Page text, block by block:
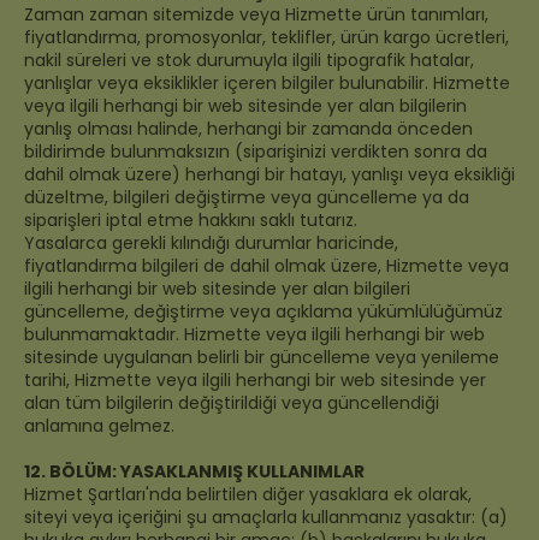
Zaman zaman sitemizde veya Hizmette ürün tanımları,
fiyatlandırma, promosyonlar, teklifler, ürün kargo ücretleri,
nakil süreleri ve stok durumuyla ilgili tipografik hatalar,
yanlışlar veya eksiklikler içeren bilgiler bulunabilir. Hizmette
veya ilgili herhangi bir web sitesinde yer alan bilgilerin
yanlış olması halinde, herhangi bir zamanda önceden
bildirimde bulunmaksızın (siparişinizi verdikten sonra da
dahil olmak üzere) herhangi bir hatayı, yanlışı veya eksikliği
düzeltme, bilgileri değiştirme veya güncelleme ya da
siparişleri iptal etme hakkını saklı tutarız.
Yasalarca gerekli kılındığı durumlar haricinde,
fiyatlandırma bilgileri de dahil olmak üzere, Hizmette veya
ilgili herhangi bir web sitesinde yer alan bilgileri
güncelleme, değiştirme veya açıklama yükümlülüğümüz
bulunmamaktadır. Hizmette veya ilgili herhangi bir web
sitesinde uygulanan belirli bir güncelleme veya yenileme
tarihi, Hizmette veya ilgili herhangi bir web sitesinde yer
alan tüm bilgilerin değiştirildiği veya güncellendiği
anlamına gelmez.
12. BÖLÜM: YASAKLANMIŞ KULLANIMLAR
Hizmet Şartları'nda belirtilen diğer yasaklara ek olarak,
siteyi veya içeriğini şu amaçlarla kullanmanız yasaktır: (a)